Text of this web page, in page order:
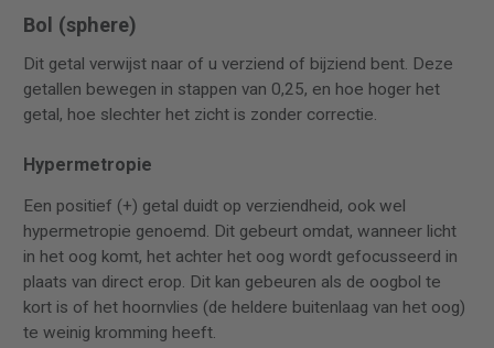
Bol (sphere)
Dit getal verwijst naar of u verziend of bijziend bent. Deze
getallen bewegen in stappen van 0,25, en hoe hoger het
getal, hoe slechter het zicht is zonder correctie.
Hypermetropie
Een positief (+) getal duidt op verziendheid, ook wel
hypermetropie genoemd. Dit gebeurt omdat, wanneer licht
in het oog komt, het achter het oog wordt gefocusseerd in
plaats van direct erop. Dit kan gebeuren als de oogbol te
kort is of het hoornvlies (de heldere buitenlaag van het oog)
te weinig kromming heeft.